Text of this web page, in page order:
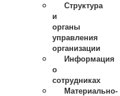
Структура
и
органы
управления
организации
Информация
о
сотрудниках
Материально-